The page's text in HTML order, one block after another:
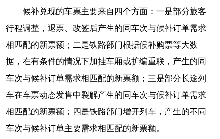
候补兑现的车票主要来自四个方面：一是部分旅客
行程调整，退票、改签后产生的同车次与候补订单需求
相匹配的新票额；二是铁路部门根据候补购票等大数
据，在有条件的情况下加挂车厢或扩编重联，产生的同
车次与候补订单需求相匹配的新票额；三是部分长途列
车在车票动态发售中裂解产生的同车次与候补订单需求
相匹配的新票额；四是铁路部门增开列车，产生的不同
车次与候补订单主要需求相匹配的新票额。